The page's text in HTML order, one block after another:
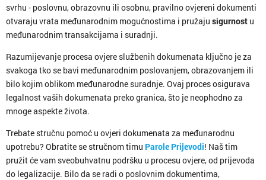
svrhu - poslovnu, obrazovnu ili osobnu, pravilno ovjereni dokumenti
otvaraju vrata međunarodnim mogućnostima i pružaju sigurnost u
međunarodnim transakcijama i suradnji.
Razumijevanje procesa ovjere službenih dokumenata ključno je za
svakoga tko se bavi međunarodnim poslovanjem, obrazovanjem ili
bilo kojim oblikom međunarodne suradnje. Ovaj proces osigurava
legalnost vaših dokumenata preko granica, što je neophodno za
mnoge aspekte života.
Trebate stručnu pomoć u ovjeri dokumenata za međunarodnu
upotrebu? Obratite se stručnom timu Parole Prijevodi! Naš tim
pružit će vam sveobuhvatnu podršku u procesu ovjere, od prijevoda
do legalizacije. Bilo da se radi o poslovnim dokumentima,